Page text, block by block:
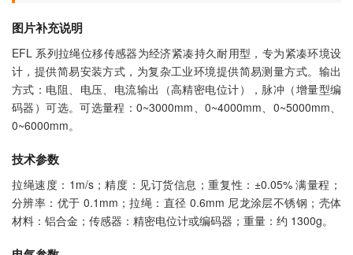
图片补充说明
EFL 系列拉绳位移传感器为经济紧凑持久耐用型，专为紧凑环境设
计，提供简易安装方式，为复杂工业环境提供简易测量方式。输出
方式：电阻、电压、电流输出（高精密电位计），脉冲（增量型编
码器）可选。可选量程：0~3000mm、0~4000mm、0~5000mm、
0~6000mm。
技术参数
拉绳速度：1m/s；精度：见订货信息；重复性：±0.05% 满量程；
分辨率：优于 0.1mm；拉绳：直径 0.6mm 尼龙涂层不锈钢；壳体
材料：铝合金；传感器：精密电位计或编码器；重量：约 1300g。